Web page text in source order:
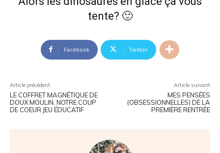
tente? 🙂
Facebook Twitter
Article précédent
LE COFFRET MAGNÉTIQUE DE
DOUX MOULIN, NOTRE COUP
DE COEUR JEU ÉDUCATIF
Article suivant
MES PENSÉES
(OBSESSIONNELLES) DE LA
PREMIÈRE RENTRÉE